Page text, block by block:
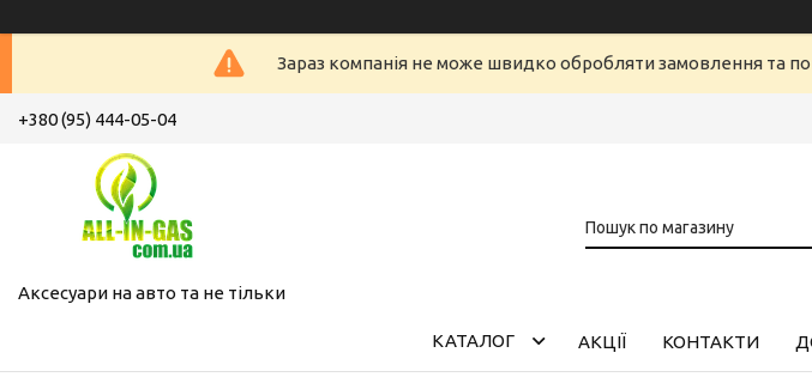
Зараз компанія не може швидко обробляти замовлення та
+380 (95) 444-05-04
Аксесуари на авто та не тільки
КАТАЛОГ АКЦІЇ КОНТАКТИ